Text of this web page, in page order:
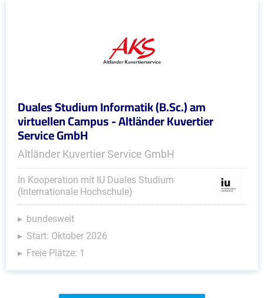
Duales Studium Informatik (B.Sc.) am
virtuellen Campus - Altländer Kuvertier
Service GmbH
Altländer Kuvertier Service GmbH
In Kooperation mit IU Duales Studium
(Internationale Hochschule)
bundesweit
Start: Oktober 2026
Freie Plätze: 1